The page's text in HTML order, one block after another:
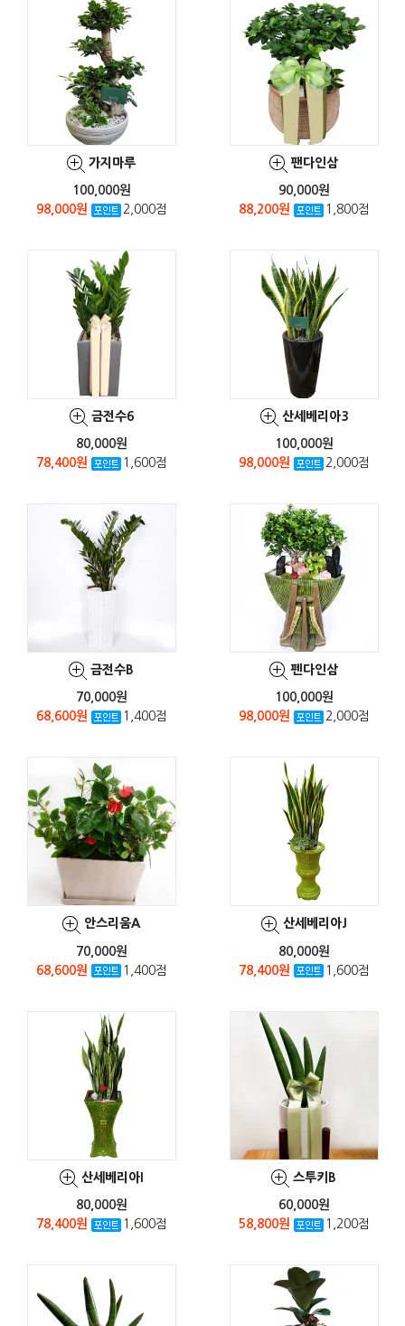
가지마루
100,000원
98,000원
2,000점
팬다인삼
90,000원
88,200원
1,800점
금전수6
80,000원
78,400원
1,600점
산세베리아3
100,000원
98,000원
2,000점
금전수B
70,000원
68,600원
1,400점
펜다인삼
100,000원
98,000원
2,000점
안스리움A
70,000원
68,600원
1,400점
산세베리아J
80,000원
78,400원
1,600점
산세베리아I
80,000원
78,400원
1,600점
스투키B
60,000원
58,800원
1,200점